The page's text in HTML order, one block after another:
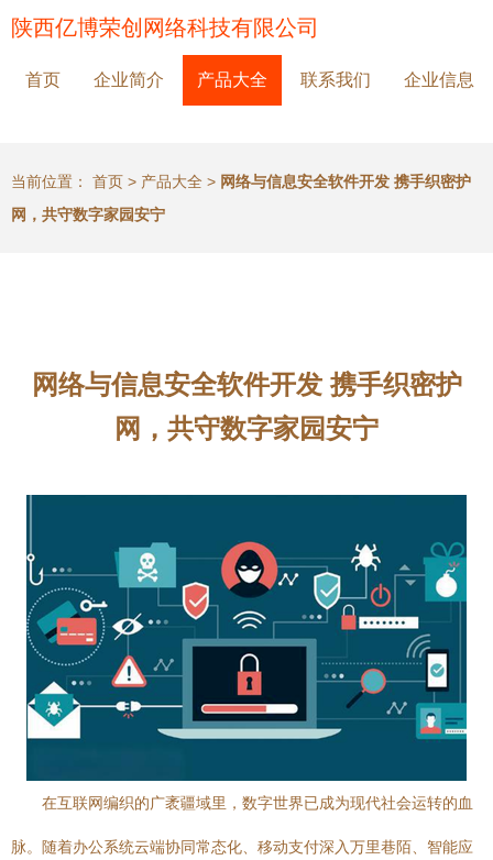
陕西亿博荣创网络科技有限公司
首页 企业简介 产品大全 联系我们 企业信息
当前位置： 首页 > 产品大全 > 网络与信息安全软件开发 携手织密护
网，共守数字家园安宁
网络与信息安全软件开发 携手织密护
网，共守数字家园安宁
在互联网编织的广袤疆域里，数字世界已成为现代社会运转的血
脉。随着办公系统云端协同常态化、移动支付深入万里巷陌、智能应